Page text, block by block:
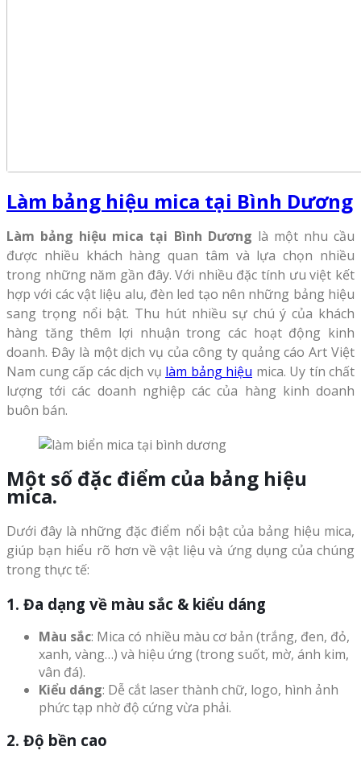
Làm bảng hiệu mica tại Bình Dương
Làm bảng hiệu mica tại Bình Dương là một nhu cầu
được nhiều khách hàng quan tâm và lựa chọn nhiều
trong những năm gần đây. Với nhiều đặc tính ưu việt kết
hợp với các vật liệu alu, đèn led tạo nên những bảng hiệu
sang trọng nổi bật. Thu hút nhiều sự chú ý của khách
hàng tăng thêm lợi nhuận trong các hoạt động kinh
doanh. Đây là một dịch vụ của công ty quảng cáo Art Việt
Nam cung cấp các dịch vụ làm bảng hiệu mica. Uy tín chất
lượng tới các doanh nghiệp các của hàng kinh doanh
buôn bán.
Một số đặc điểm của bảng hiệu
mica.
Dưới đây là những đặc điểm nổi bật của bảng hiệu mica,
giúp bạn hiểu rõ hơn về vật liệu và ứng dụng của chúng
trong thực tế:
1. Đa dạng về màu sắc & kiểu dáng
Màu sắc: Mica có nhiều màu cơ bản (trắng, đen, đỏ,
xanh, vàng…) và hiệu ứng (trong suốt, mờ, ánh kim,
vân đá).
Kiểu dáng: Dễ cắt laser thành chữ, logo, hình ảnh
phức tạp nhờ độ cứng vừa phải.
2. Độ bền cao